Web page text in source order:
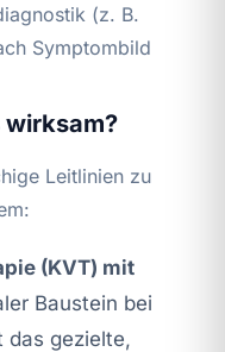
(z. B.
Symptombild
wirksam?
Leitlinien zu
(KVT) mit
Baustein bei
das gezielte,